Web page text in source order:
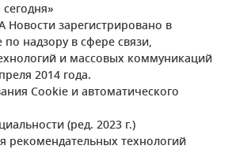
Новости зарегистрировано в
надзору в сфере связи,
и массовых коммуникаций
2014 года.
Cookie и автоматического
(ред. 2023 г.)
рекомендательных технологий